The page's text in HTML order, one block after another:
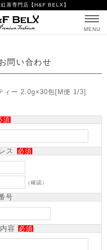
茶専門店【H&F BELX】
MENU
問い合わせ
ィー 2.0g×30包[M便 1/3]
須
ス 必須
（確認）
号
容 必須